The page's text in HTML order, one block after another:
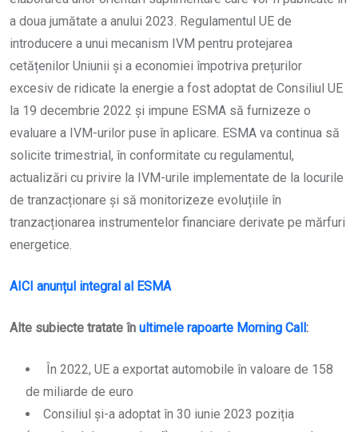
a doua jumătate a anului 2023. Regulamentul UE de
introducere a unui mecanism IVM pentru protejarea
cetățenilor Uniunii și a economiei împotriva prețurilor
excesiv de ridicate la energie a fost adoptat de Consiliul UE
la 19 decembrie 2022 și impune ESMA să furnizeze o
evaluare a IVM-urilor puse în aplicare. ESMA va continua să
solicite trimestrial, în conformitate cu regulamentul,
actualizări cu privire la IVM-urile implementate de la locurile
de tranzacționare și să monitorizeze evoluțiile în
tranzacționarea instrumentelor financiare derivate pe mărfuri
energetice.
AICI anunțul integral al ESMA
Alte subiecte tratate în ultimele rapoarte Morning Call :
În 2022, UE a exportat automobile în valoare de 158
de miliarde de euro
Consiliul și-a adoptat în 30 iunie 2023 poziția